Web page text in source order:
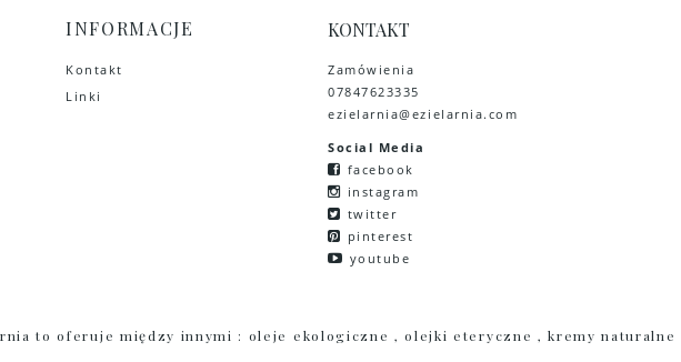
INFORMACJE
Kontakt
Linki
KONTAKT
Zamówienia
07847623335
ezielarnia@ezielarnia.com
Social Media
facebook
instagram
twitter
pinterest
youtube
to oferuje między innymi : oleje ekologiczne , olejki eteryczne , kremy naturalne